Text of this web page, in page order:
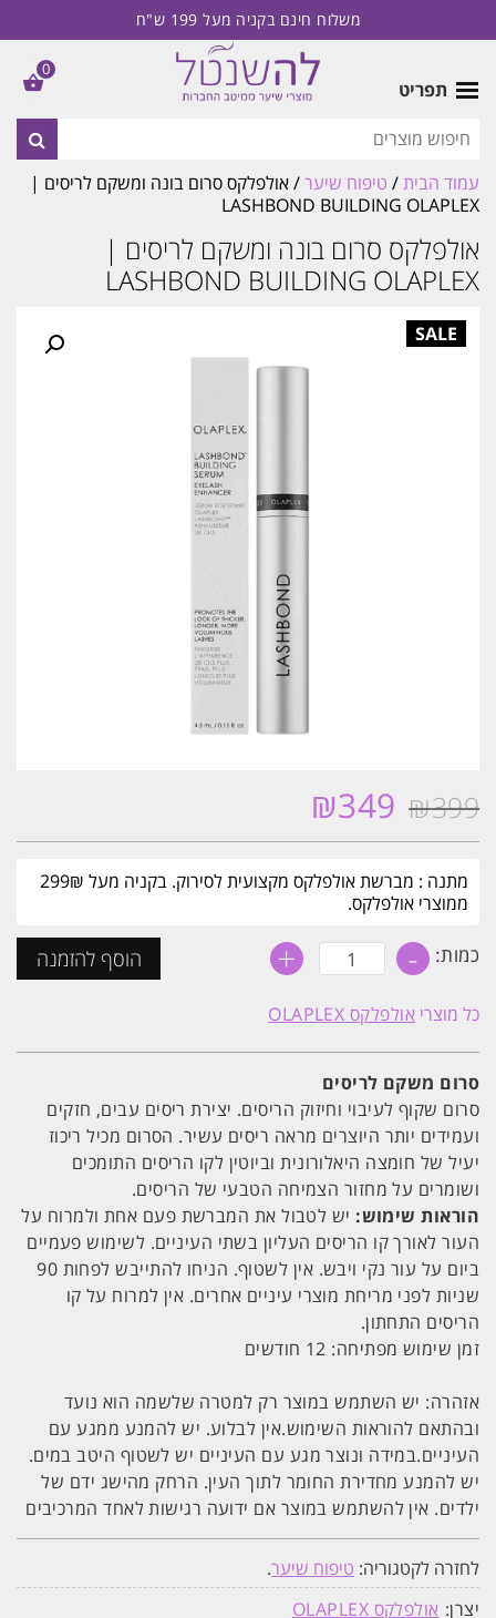
משלוח חינם בקניה מעל 199 ש"ח
תפריט
עמוד הבית/ טיפוח שיער/ אולפלקס סרום בונה ומשקם לריסים |
LASHBOND BUILDING OLAPLEX
אולפלקס סרום בונה ומשקם לריסים |
LASHBOND BUILDING OLAPLEX
₪399
המחיר
₪399.
₪349
₪349.
מתנה : מברשת אולפלקס מקצועית לסירוק. בקניה מעל 299₪
ממוצרי אולפלקס.
כמות: - כמות
של
סרום
בונה
לריסים
|
LASHBOND
BUILDING
OLAPLEX
+ הוסף להזמנה
כל מוצרי אולפלקס OLAPLEX
סרום משקם לריסים
סרום שקוף לעיבוי וחיזוק הריסים. יצירת ריסים עבים, חזקים
ועמידים יותר היוצרים מראה ריסים עשיר. הסרום מכיל ריכוז
יעיל של חומצה היאלורונית וביוטין לקו הריסים התומכים
ושומרים על מחזור הצמיחה הטבעי של הריסים.
הוראות שימוש: יש לטבול את המברשת פעם אחת ולמרוח על
העור לאורך קו הריסים העליון בשתי העיניים. לשימוש פעמיים
ביום על עור נקי ויבש. אין לשטוף. הניחו להתייבש לפחות 90
שניות לפני מריחת מוצרי עיניים אחרים. אין למרוח על קו
הריסים התחתון.
זמן שימוש מפתיחה:
אזהרה: יש השתמש במוצר רק למטרה שלשמה הוא נועד
ובהתאם להוראות השימוש.אין לבלוע. יש להמנע ממגע עם
העיניים.במידה ונוצר מגע עם העיניים יש לשטוף היטב במים.
יש להמנע מחדירת החומר לתוך העין. הרחק מהישג ידם של
ילדים. אין להשתמש במוצר אם ידועה רגישות לאחד המרכיבים
לחזרה לקטגוריה: טיפוח שיער.
יצרן: אולפלקס OLAPLEX
0